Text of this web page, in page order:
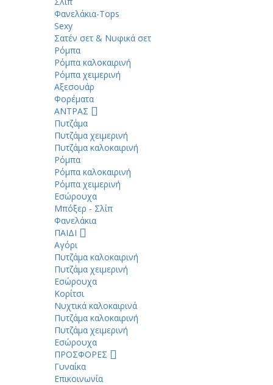
Φανελάκια-Tops
Sexy
Σατέν σετ & Νυφικά σετ
Ρόμπα
Ρόμπα καλοκαιρινή
Ρόμπα χειμερινή
Αξεσουάρ
Φορέματα
ΑΝΤΡΑΣ
Πυτζάμα
Πυτζάμα χειμερινή
Πυτζάμα καλοκαιρινή
Ρόμπα
Ρόμπα καλοκαιρινή
Ρόμπα χειμερινή
Εσώρουχα
Μπόξερ - Σλίπ
Φανελάκια
ΠΑΙΔΙ
Αγόρι
Πυτζάμα καλοκαιρινή
Πυτζάμα χειμερινή
Εσώρουχα
Κορίτσι
Νυχτικά καλοκαιρινά
Πυτζάμα καλοκαιρινή
Πυτζάμα χειμερινή
Εσώρουχα
ΠΡΟΣΦΟΡΕΣ
Γυναίκα
Επικοινωνία